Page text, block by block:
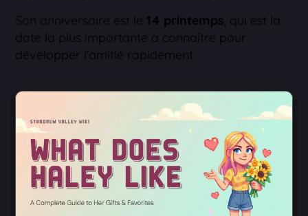
Son anniversaire est le14 printemps, qui est la
date la plus importante à connaître pour
développer l'amitié rapidement.